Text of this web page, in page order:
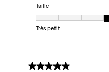
Taille
Taille, 4 sur 7, où 1 est égal
Très petit
5 sur 5 étoiles.